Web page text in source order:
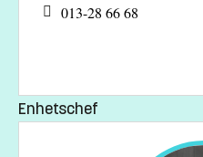
013-28 66 68
Enhetschef